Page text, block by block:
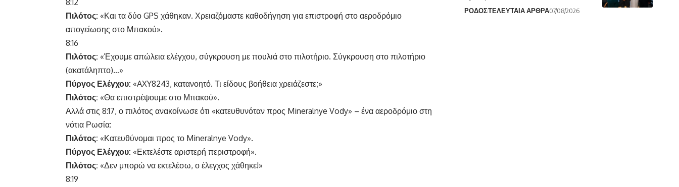
8:12
Πιλότος: «Και τα δύο GPS χάθηκαν. Χρειαζόμαστε καθοδήγηση για επιστροφή στο αεροδρόμιο
απογείωσης στο Μπακού».
8:16
Πιλότος: «Έχουμε απώλεια ελέγχου, σύγκρουση με πουλιά στο πιλοτήριο. Σύγκρουση στο πιλοτήριο
(ακατάληπτο)…»
Πύργος Ελέγχου: «AXY8243, κατανοητό. Τι είδους βοήθεια χρειάζεστε;»
Πιλότος: «Θα επιστρέψουμε στο Μπακού».
Αλλά στις 8:17, ο πιλότος ανακοίνωσε ότι «κατευθυνόταν προς Mineralnye Vody» – ένα αεροδρόμιο στη
νότια Ρωσία:
Πιλότος: «Κατευθύνομαι προς το Mineralnye Vody».
Πύργος Ελέγχου: «Εκτελέστε αριστερή περιστροφή».
Πιλότος: «Δεν μπορώ να εκτελέσω, ο έλεγχος χάθηκε!»
8:19
ΡΟΔΟΣΤΕΛΕΥΤΑΙΑ ΑΡΘΡΑ07/08/2026